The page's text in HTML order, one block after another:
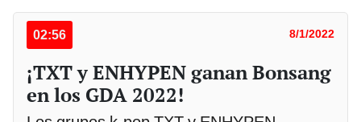
02:56 8/1/2022
¡TXT y ENHYPEN ganan Bonsang
en los GDA 2022!